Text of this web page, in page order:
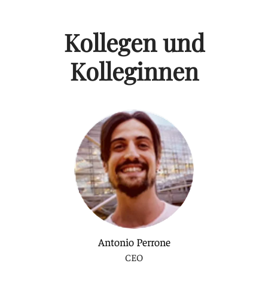
Kollegen und
Kolleginnen
Antonio Perrone
CEO